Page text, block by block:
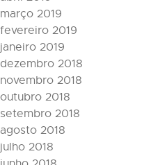
março 2019
fevereiro 2019
janeiro 2019
dezembro 2018
novembro 2018
outubro 2018
setembro 2018
agosto 2018
julho 2018